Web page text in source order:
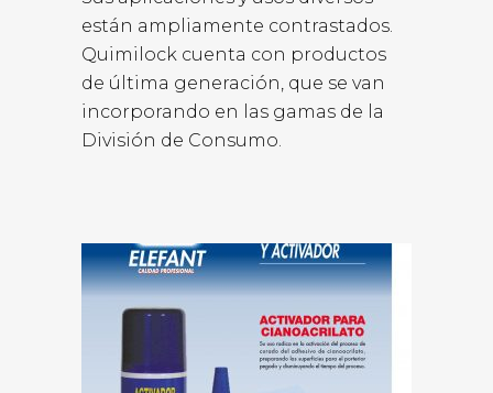
están ampliamente contrastados.
Quimilock cuenta con productos
de última generación, que se van
incorporando en las gamas de la
División de Consumo.